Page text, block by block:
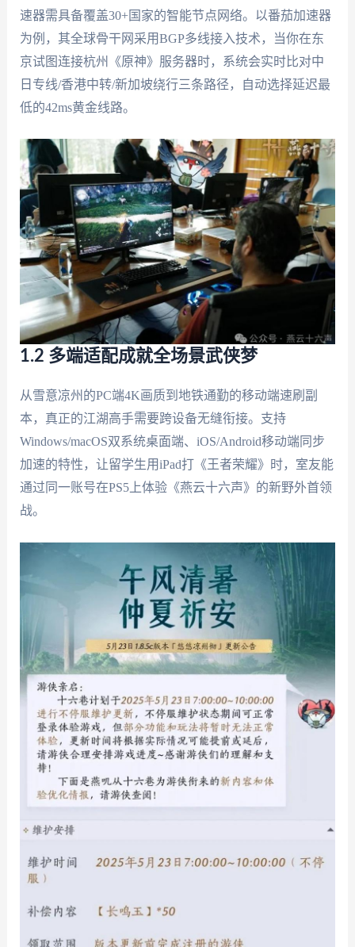
速器需具备覆盖30+国家的智能节点网络。以番茄加速器
为例，其全球骨干网采用BGP多线接入技术，当你在东
京试图连接杭州《原神》服务器时，系统会实时比对中
日专线/香港中转/新加坡绕行三条路径，自动选择延迟最
低的42ms黄金线路。
1.2 多端适配成就全场景武侠梦
从雪意凉州的PC端4K画质到地铁通勤的移动端速刷副
本，真正的江湖高手需要跨设备无缝衔接。支持
Windows/macOS双系统桌面端、iOS/Android移动端同步
加速的特性，让留学生用iPad打《王者荣耀》时，室友能
通过同一账号在PS5上体验《燕云十六声》的新野外首领
战。